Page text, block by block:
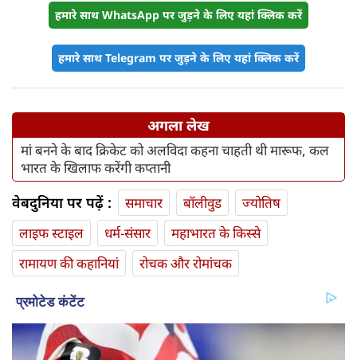
हमारे साथ WhatsApp पर जुड़ने के लिए यहां क्लिक करें
हमारे साथ Telegram पर जुड़ने के लिए यहां क्लिक करें
अगला लेख
मां बनने के बाद क्रिकेट को अलविदा कहना चाहती थी मारूफ, कल
भारत के खिलाफ करेंगी कप्तानी
वेबदुनिया पर पढ़ें : समाचार बॉलीवुड
ज्योतिष
लाइफ स्‍टाइल
धर्म-संसार
महाभारत के किस्से
रामायण की कहानियां
रोचक और रोमांचक